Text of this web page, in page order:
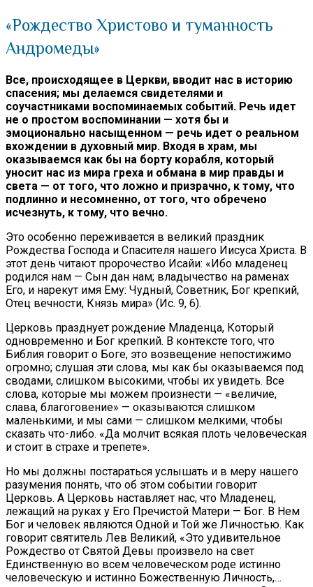
«Рождество Христово и туманность
Андромеды»
Все, происходящее в Церкви, вводит нас в историю
спасения; мы делаемся свидетелями и
соучастниками воспоминаемых событий. Речь идет
не о простом воспоминании — хотя бы и
эмоционально насыщенном — речь идет о реальном
вхождении в духовный мир. Входя в храм, мы
оказываемся как бы на борту корабля, который
уносит нас из мира греха и обмана в мир правды и
света — от того, что ложно и призрачно, к тому, что
подлинно и несомненно, от того, что обречено
исчезнуть, к тому, что вечно.
Это особенно переживается в великий праздник
Рождества Господа и Спасителя нашего Иисуса Христа. В
этот день читают пророчество Исайи: «Ибо младенец
родился нам — Сын дан нам; владычество на раменах
Его, и нарекут имя Ему: Чудный, Советник, Бог крепкий,
Отец вечности, Князь мира» (Ис. 9, 6).
Церковь празднует рождение Младенца, Который
одновременно и Бог крепкий. В контексте того, что
Библия говорит о Боге, это возвещение непостижимо
огромно; слушая эти слова, мы как бы оказываемся под
сводами, слишком высокими, чтобы их увидеть. Все
слова, которые мы можем произнести — «величие,
слава, благоговение» — оказываются слишком
маленькими, и мы сами — слишком мелкими, чтобы
сказать что-либо. «Да молчит всякая плоть человеческая
и стоит в страхе и трепете».
Но мы должны постараться услышать и в меру нашего
разумения понять, что об этом событии говорит
Церковь. А Церковь наставляет нас, что Младенец,
лежащий на руках у Его Пречистой Матери — Бог. В Нем
Бог и человек являются Одной и Той же Личностью. Как
говорит святитель Лев Великий, «Это удивительное
Рождество от Святой Девы произвело на свет
Единственную во всем человеческом роде истинно
человеческую и истинно Божественную Личность,…